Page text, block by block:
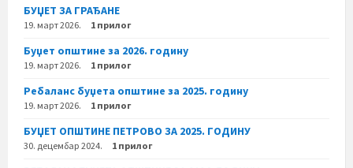
БУЏЕТ ЗА ГРАЂАНЕ
19. март 2026. 1 прилог
Буџет општине за 2026. годину
19. март 2026. 1 прилог
Ребаланс буџета општине за 2025. годину
19. март 2026. 1 прилог
БУЏЕТ ОПШТИНЕ ПЕТРОВО ЗА 2025. ГОДИНУ
30. децембар 2024. 1 прилог